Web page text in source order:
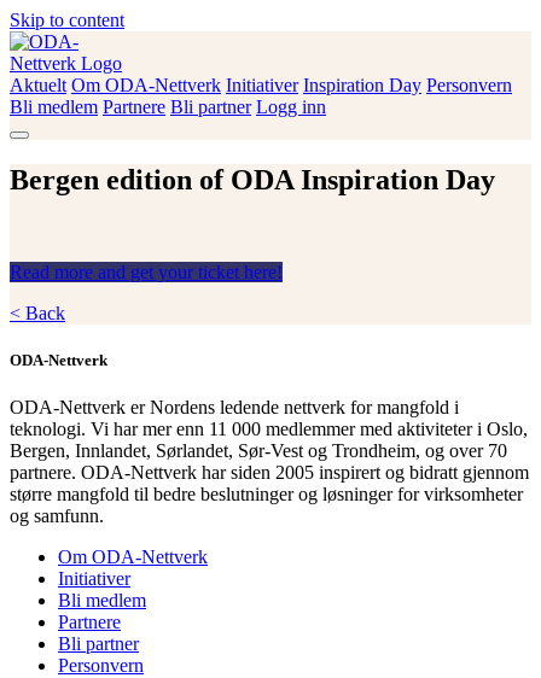
Skip to content
ODA-Nettverk
Aktuelt Om ODA-Nettverk Initiativer Inspiration Day Personvern
Bli medlem Partnere Bli partner Logg inn
Bergen edition of ODA Inspiration Day
Read more and get your ticket here!
< Back
ODA-Nettverk
ODA-Nettverk er Nordens ledende nettverk for mangfold i
teknologi. Vi har mer enn 11 000 medlemmer med aktiviteter i Oslo,
Bergen, Innlandet, Sørlandet, Sør-Vest og Trondheim, og over 70
partnere. ODA-Nettverk har siden 2005 inspirert og bidratt gjennom
større mangfold til bedre beslutninger og løsninger for virksomheter
og samfunn.
Om ODA-Nettverk
Initiativer
Bli medlem
Partnere
Bli partner
Personvern